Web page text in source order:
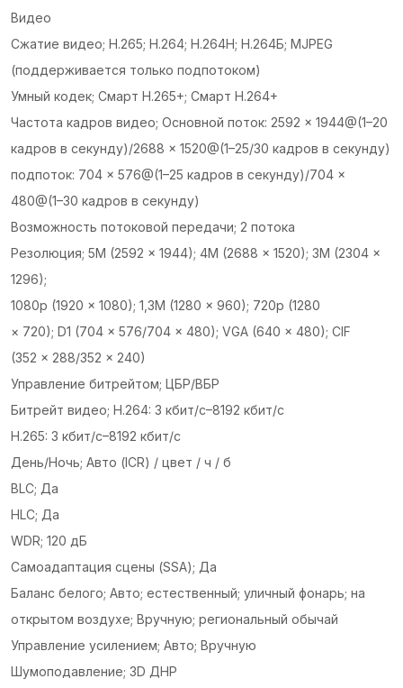
Видео
Сжатие видео; Н.265; Н.264; Н.264Н; Н.264Б; MJPEG
(поддерживается только подпотоком)
Умный кодек; Смарт H.265+; Смарт H.264+
Частота кадров видео; Основной поток: 2592 × 1944@(1–20
кадров в секунду)/2688 × 1520@(1–25/30 кадров в секунду)
подпоток: 704 × 576@(1–25 кадров в секунду)/704 ×
480@(1–30 кадров в секунду)
Возможность потоковой передачи; 2 потока
Резолюция; 5М (2592 × 1944); 4М (2688 × 1520); 3М (2304 ×
1296);
1080p (1920 × 1080); 1,3М (1280 × 960); 720p (1280
× 720); D1 (704 × 576/704 × 480); VGA (640 × 480); CIF
(352 × 288/352 × 240)
Управление битрейтом; ЦБР/ВБР
Битрейт видео; H.264: 3 кбит/с–8192 кбит/с
H.265: 3 кбит/с–8192 кбит/с
День/Ночь; Авто (ICR) / цвет / ч / б
BLC; Да
HLC; Да
WDR; 120 дБ
Самоадаптация сцены (SSA); Да
Баланс белого; Авто; естественный; уличный фонарь; на
открытом воздухе; Вручную; региональный обычай
Управление усилением; Авто; Вручную
Шумоподавление; 3D ДНР